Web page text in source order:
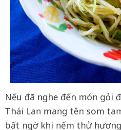
Nếu đã nghe đến món gỏi
Thái Lan mang tên som
bất ngờ khi nếm thử